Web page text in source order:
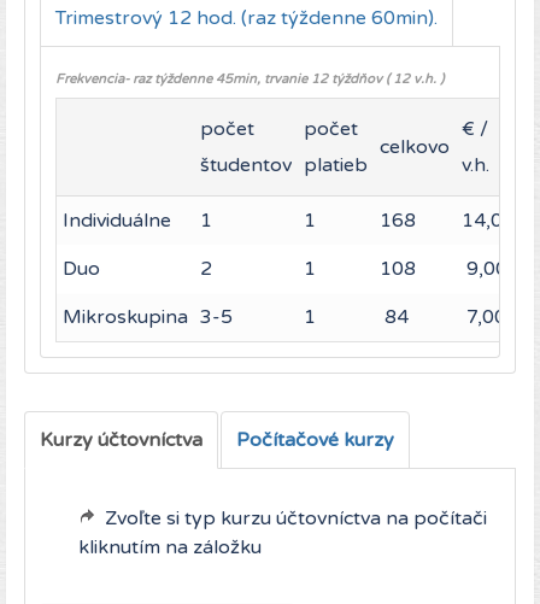
Trimestrový 12 hod. (raz týždenne 60min).
Frekvencia- raz týždenne 45min, trvanie 12 týždňov ( 12 v.h. )
počet
študentov
počet
platieb
celkovo
€ /
v.h.
Individuálne 1 1 168
14,00
Duo
2 1 108
9,00
Mikroskupina 3-5 1 84 7,00
Kurzy účtovníctva Počítačové kurzy
Zvoľte si typ kurzu účtovníctva na počítači
kliknutím na záložku